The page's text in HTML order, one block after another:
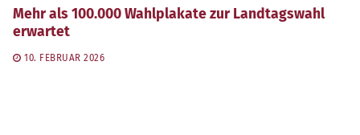
Mehr als 100.000 Wahlplakate zur Landtagswahl
erwartet
10. FEBRUAR 2026